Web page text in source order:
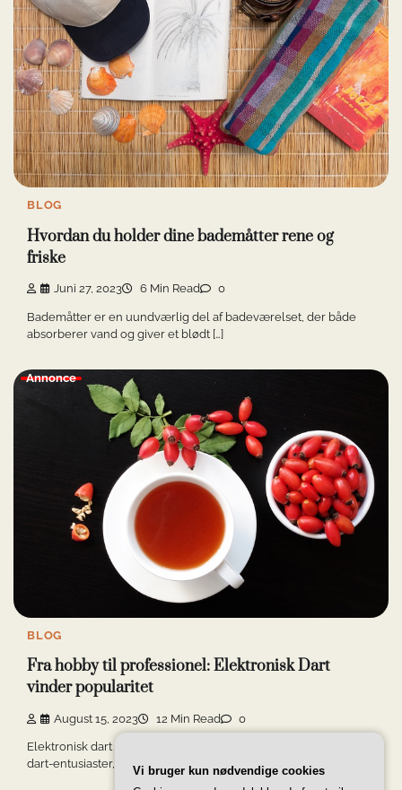
BLOG
Hvordan du holder dine bademåtter rene og
friske
Juni 27, 2023 6 Min Read 0
Bademåtter er en uundværlig del af badeværelset, der både
absorberer vand og giver et blødt […]
Annonce
BLOG
Fra hobby til professionel: Elektronisk Dart
vinder popularitet
August 15, 2023 12 Min Read 0
Elektronisk dart har længe været en populær hobby blandt
dart-entusiaster, men i de seneste år […]
Vi bruger kun nødvendige cookies